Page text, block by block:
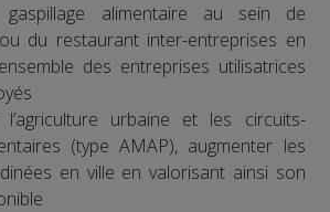
gaspillage alimentaire au sein de
ou du restaurant inter-entreprises en
des entreprises utilisatrices
l’agriculture urbaine et les circuits-
(type AMAP), augmenter les
en ville en valorisant ainsi son